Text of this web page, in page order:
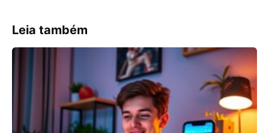
Leia também